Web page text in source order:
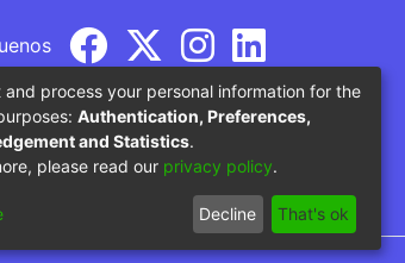
del Ministerio de Educación
and process your personal information for the
Authentication, Preferences,
and Statistics.
please read our privacy policy.
Decline That's ok